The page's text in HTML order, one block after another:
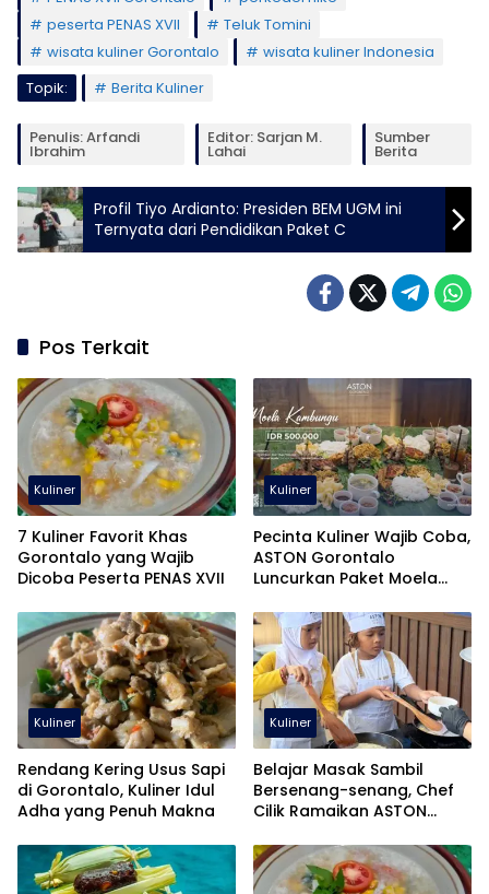
peserta PENAS XVII
Teluk Tomini
wisata kuliner Gorontalo
wisata kuliner Indonesia
Topik:
Berita Kuliner
Penulis: Arfandi
Ibrahim
Editor: Sarjan M.
Lahai
Sumber
Berita
Profil Tiyo Ardianto: Presiden BEM UGM ini
Ternyata dari Pendidikan Paket C
Pos Terkait
Kuliner
7 Kuliner Favorit Khas
Gorontalo yang Wajib
Dicoba Peserta PENAS XVII
Kuliner
Pecinta Kuliner Wajib Coba,
ASTON Gorontalo
Luncurkan Paket Moela
Kuliner
Rendang Kering Usus Sapi
di Gorontalo, Kuliner Idul
Adha yang Penuh Makna
Kuliner
Belajar Masak Sambil
Bersenang-senang, Chef
Cilik Ramaikan ASTON